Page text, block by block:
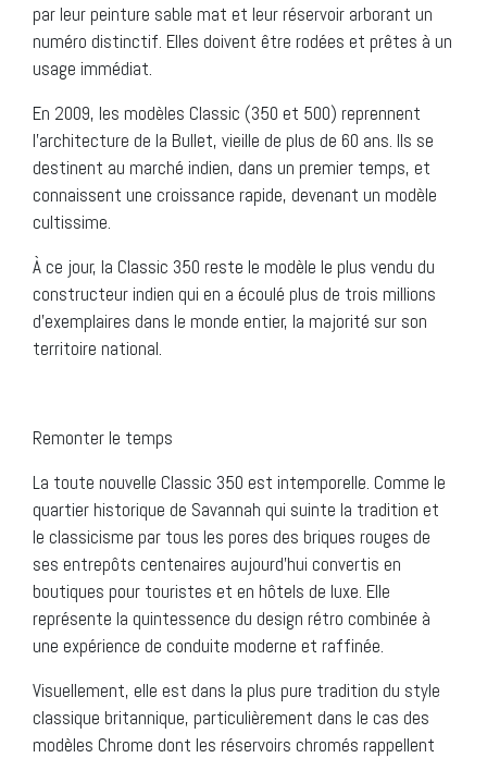
par leur peinture sable mat et leur réservoir arborant un
numéro distinctif. Elles doivent être rodées et prêtes à un
usage immédiat.
En 2009, les modèles Classic (350 et 500) reprennent
l’architecture de la Bullet, vieille de plus de 60 ans. Ils se
destinent au marché indien, dans un premier temps, et
connaissent une croissance rapide, devenant un modèle
cultissime.
À ce jour, la Classic 350 reste le modèle le plus vendu du
constructeur indien qui en a écoulé plus de trois millions
d’exemplaires dans le monde entier, la majorité sur son
territoire national.
Remonter le temps
La toute nouvelle Classic 350 est intemporelle. Comme le
quartier historique de Savannah qui suinte la tradition et
le classicisme par tous les pores des briques rouges de
ses entrepôts centenaires aujourd’hui convertis en
boutiques pour touristes et en hôtels de luxe. Elle
représente la quintessence du design rétro combinée à
une expérience de conduite moderne et raffinée.
Visuellement, elle est dans la plus pure tradition du style
classique britannique, particulièrement dans le cas des
modèles Chrome dont les réservoirs chromés rappellent